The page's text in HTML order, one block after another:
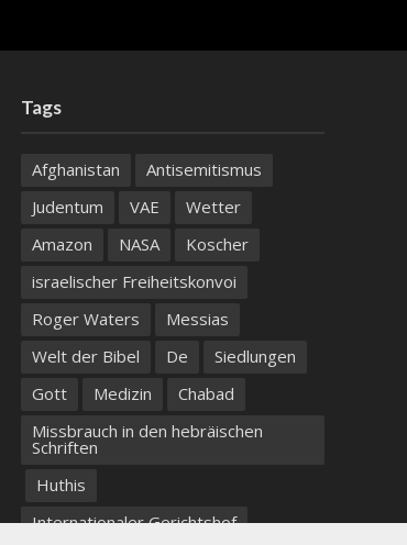
Tags
Afghanistan
Antisemitismus
Judentum
VAE
Wetter
Amazon
NASA
Koscher
israelischer Freiheitskonvoi
Roger Waters
Messias
Welt der Bibel
De
Siedlungen
Gott
Medizin
Chabad
Missbrauch in den hebräischen
Schriften
Huthis
Internationaler Gerichtshof